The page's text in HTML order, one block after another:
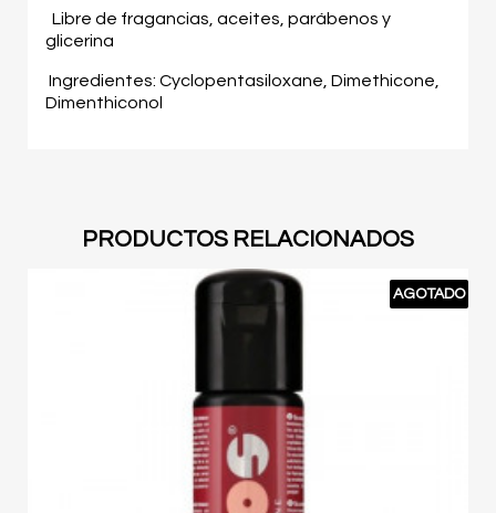
Libre de fragancias, aceites, parábenos y
glicerina
Ingredientes: Cyclopentasiloxane, Dimethicone,
Dimenthiconol
PRODUCTOS RELACIONADOS
AGOTADO